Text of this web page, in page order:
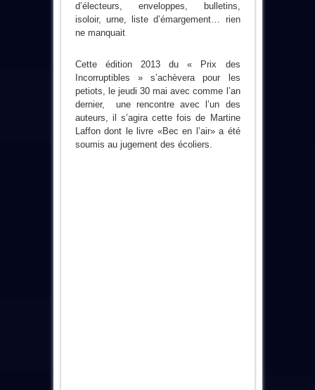
d’électeurs, enveloppes, bulletins,
isoloir, urne, liste d’émargement… rien
ne manquait.
Cette édition 2013 du « Prix des
Incorruptibles » s’achèvera pour les
petiots, le jeudi 30 mai avec comme l’an
dernier, une rencontre avec l’un des
auteurs, il s’agira cette fois de Martine
Laffon dont le livre «Bec en l’air» a été
soumis au jugement des écoliers.